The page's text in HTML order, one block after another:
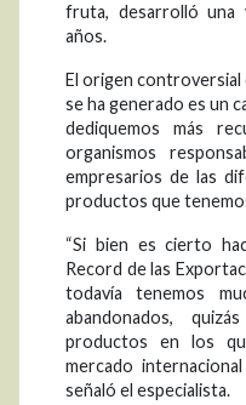
fruta, desarrolló una
años.
El origen controversial
se ha generado es un
dediquemos más
organismos
empresarios de las
productos que
“Si bien es cierto
Record de las
todavía tenemos
abandonados,
productos en los
mercado
señaló el especialista.